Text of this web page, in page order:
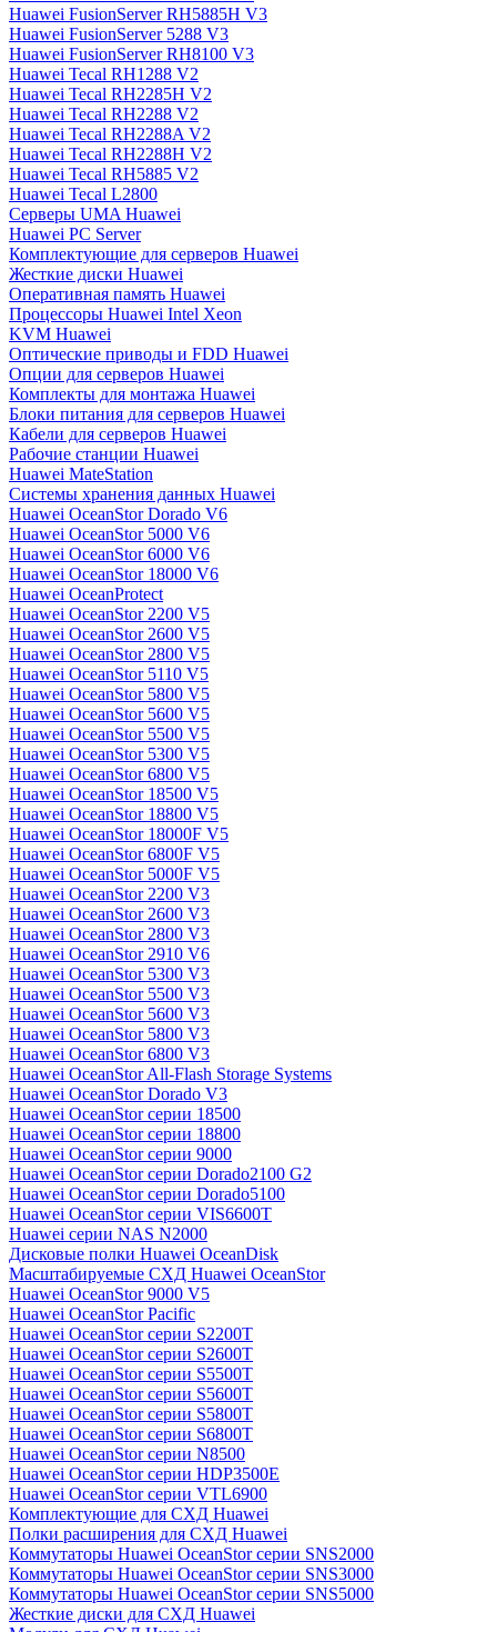
Huawei FusionServer RH5885H V3
Huawei FusionServer 5288 V3
Huawei FusionServer RH8100 V3
Huawei Tecal RH1288 V2
Huawei Tecal RH2285H V2
Huawei Tecal RH2288 V2
Huawei Tecal RH2288A V2
Huawei Tecal RH2288H V2
Huawei Tecal RH5885 V2
Huawei Tecal L2800
Серверы UMA Huawei
Huawei PC Server
Комплектующие для серверов Huawei
Жесткие диски Huawei
Оперативная память Huawei
Процессоры Huawei Intel Xeon
KVM Huawei
Оптические приводы и FDD Huawei
Опции для серверов Huawei
Комплекты для монтажа Huawei
Блоки питания для серверов Huawei
Кабели для серверов Huawei
Рабочие станции Huawei
Huawei MateStation
Системы хранения данных Huawei
Huawei OceanStor Dorado V6
Huawei OceanStor 5000 V6
Huawei OceanStor 6000 V6
Huawei OceanStor 18000 V6
Huawei OceanProtect
Huawei OceanStor 2200 V5
Huawei OceanStor 2600 V5
Huawei OceanStor 2800 V5
Huawei OceanStor 5110 V5
Huawei OceanStor 5800 V5
Huawei OceanStor 5600 V5
Huawei OceanStor 5500 V5
Huawei OceanStor 5300 V5
Huawei OceanStor 6800 V5
Huawei OceanStor 18500 V5
Huawei OceanStor 18800 V5
Huawei OceanStor 18000F V5
Huawei OceanStor 6800F V5
Huawei OceanStor 5000F V5
Huawei OceanStor 2200 V3
Huawei OceanStor 2600 V3
Huawei OceanStor 2800 V3
Huawei OceanStor 2910 V6
Huawei OceanStor 5300 V3
Huawei OceanStor 5500 V3
Huawei OceanStor 5600 V3
Huawei OceanStor 5800 V3
Huawei OceanStor 6800 V3
Huawei OceanStor All-Flash Storage Systems
Huawei OceanStor Dorado V3
Huawei OceanStor серии 18500
Huawei OceanStor серии 18800
Huawei OceanStor серии 9000
Huawei OceanStor серии Dorado2100 G2
Huawei OceanStor серии Dorado5100
Huawei OceanStor серии VIS6600T
Huawei серии NAS N2000
Дисковые полки Huawei OceanDisk
Масштабируемые СХД Huawei OceanStor
Huawei OceanStor 9000 V5
Huawei OceanStor Pacific
Huawei OceanStor серии S2200T
Huawei OceanStor серии S2600T
Huawei OceanStor серии S5500T
Huawei OceanStor серии S5600T
Huawei OceanStor серии S5800T
Huawei OceanStor серии S6800T
Huawei OceanStor серии N8500
Huawei OceanStor серии HDP3500E
Huawei OceanStor серии VTL6900
Комплектующие для СХД Huawei
Полки расширения для СХД Huawei
Коммутаторы Huawei OceanStor серии SNS2000
Коммутаторы Huawei OceanStor серии SNS3000
Коммутаторы Huawei OceanStor серии SNS5000
Жесткие диски для СХД Huawei